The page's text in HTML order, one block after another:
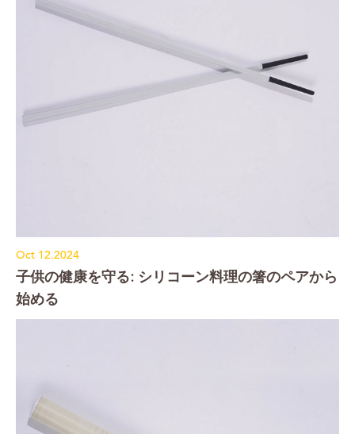
Oct 12.2024
子供の健康を守る: シリコーン料理の箸のペアから
始める